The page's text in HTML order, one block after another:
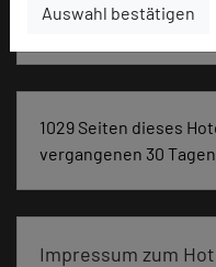
Auswahl bestätigen
Seminar, Konferenz,
1029 Seiten dieses
vergangenen 30
Impressum zum